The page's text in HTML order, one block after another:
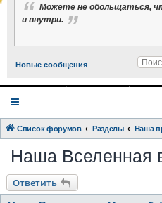
Можете не обольщаться,
и внутри.
Новые сообщения
Список форумов Разделы Наша
Наша Вселенная
Ответить